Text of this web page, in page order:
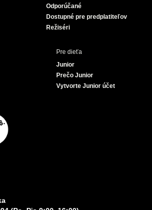
Odporúčané
Dostupné pre predplatiteľov
Režiséri
Pre dieťa
Junior
Prečo Junior
Vytvorte Junior účet